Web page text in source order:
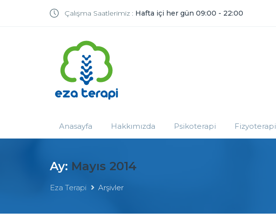
Çalışma Saatlerimiz : Hafta içi her gün 09:00 - 22:00
Anasayfa Hakkımızda Psikoterapi Fizyoterapi
Ay: Mayıs 2014
Eza Terapi Arşivler